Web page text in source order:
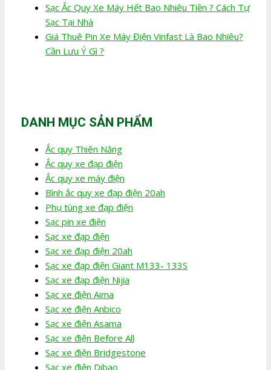
Sạc Ắc Quy Xe Máy Hết Bao Nhiêu Tiền ? Cách Tự
Sạc Tại Nhà
Giá Thuê Pin Xe Máy Điện Vinfast Là Bao Nhiêu?
Cần Lưu Ý Gì ?
DANH MỤC SẢN PHẨM
Ắc quy Thiên Năng
Ắc quy xe đạp điện
Ắc quy xe máy điện
Bình ắc quy xe đạp điện 20ah
Phụ tùng xe đạp điện
Sạc pin xe điện
Sạc xe đạp điện
Sạc xe đạp điện 20ah
Sạc xe đạp điện Giant M133- 133S
Sạc xe đạp điện Nijia
Sạc xe điện Aima
Sạc xe điện Anbico
Sạc xe điện Asama
Sạc xe điện Before All
Sạc xe điện Bridgestone
Sạc xe điện Dibao